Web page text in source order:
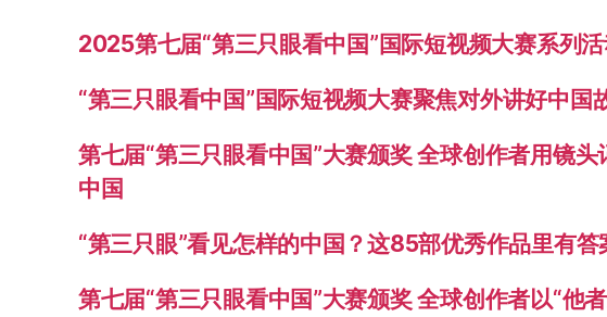
2025第七届“第三只眼看中国”国际短视频大赛系列
“第三只眼看中国”国际短视频大赛聚焦对外讲好中国
第七届“第三只眼看中国”大赛颁奖 全球创作者用镜头
中国
“第三只眼”看见怎样的中国？这85部优秀作品里有答
第七届“第三只眼看中国”大赛颁奖 全球创作者以“他